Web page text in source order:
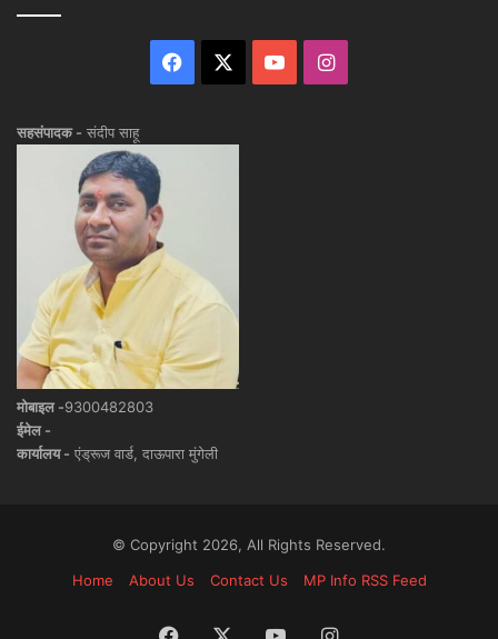
Facebook YouTubeInstagram
सहसंपादक - संदीप साहू
मोबाइल -9300482803
ईमेल -
कार्यालय - एंड्रूज वार्ड, दाऊपारा मुंगेली
© Copyright 2026, All Rights Reserved.
Home
About Us Contact Us MP Info RSS Feed
Facebook YouTubeInstagram